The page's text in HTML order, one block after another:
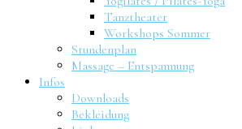
Tanztheater
Workshops Sommer
Stundenplan
Massage – Entspannung
Infos
Downloads
Bekleidung